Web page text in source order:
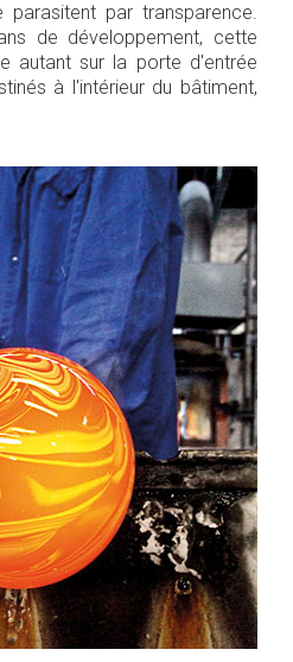
parasitent par transparence.
de développement, cette
autant sur la porte d'entrée
à l'intérieur du bâtiment,